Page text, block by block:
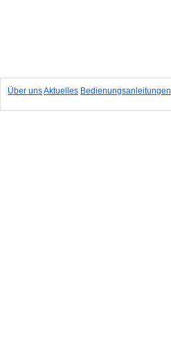
Über unsAktuelles Bedienungsanleitungen